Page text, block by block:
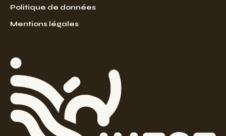
Politique de données
Mentions légales